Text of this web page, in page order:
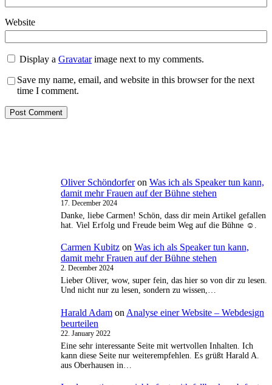
Website
Display aGravatarimage next to my comments.
Save my name, email, and website in this browser for the next
time I comment.
Oliver Schöndorferon Was ich als Speaker tun kann,
damit mehr Frauen auf der Bühne stehen
17. December 2024
Danke, liebe Carmen! Schön, dass dir mein Artikel gefallen
hat. Viel Erfolg und Freude beim Weg auf die Bühne ☺️.
Carmen Kubitz on Was ich als Speaker tun kann,
damit mehr Frauen auf der Bühne stehen
2. December 2024
Lieber Oliver, wow, super fein, das hier so von dir zu lesen.
Und nicht nur zu lesen, sondern zu wissen,…
Harald Adam on Analyse einer Website – Webdesign
beurteilen
22. January 2022
Eine sehr interessante Seite mit wertvollen Inhalten. Ich
kann diese Seite nur weiterempfehlen. Es grüßt Harald A.
aus Oberhausen in…